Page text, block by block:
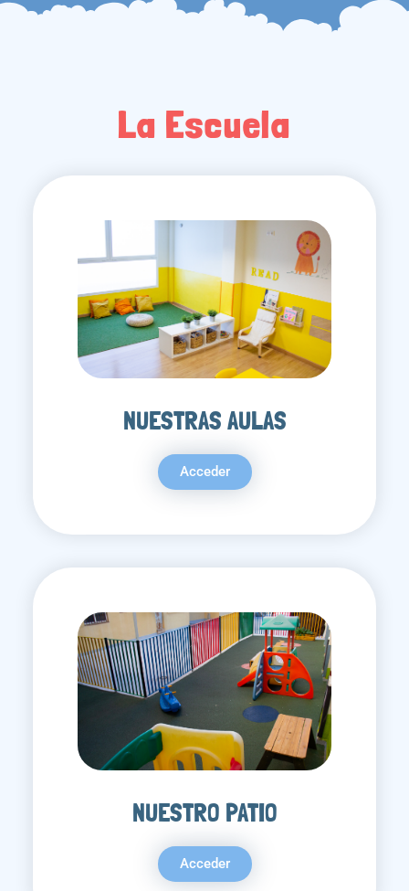
La Escuela
NUESTRAS AULAS
Acceder
NUESTRO PATIO
Acceder